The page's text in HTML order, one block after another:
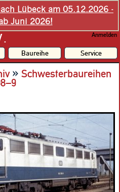
Lübeck am 05.12.2026 -
Juni 2026!
Anmelden
Baureihe Service
» Schwesterbaureihen